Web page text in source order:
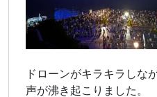
ドローンがキラキラしな
声が沸き起こりました。